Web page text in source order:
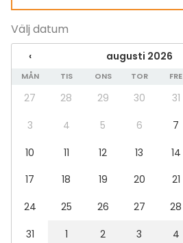
Evenemang
Fest
Bröllop
Spa / relax / bastu
Middag / Lunch
Konferens
Föreställning / show
Stuga / boende
Julbord / Julfest
Lokal
Välj datum
‹ augusti 2026
MÅN TIS ONS TOR FRE
27 28 29 30 31
3
4 5 6 7
10
11 12 13 14
17
18 19 20 21
24
25 26 27 28
31
1 2 3 4